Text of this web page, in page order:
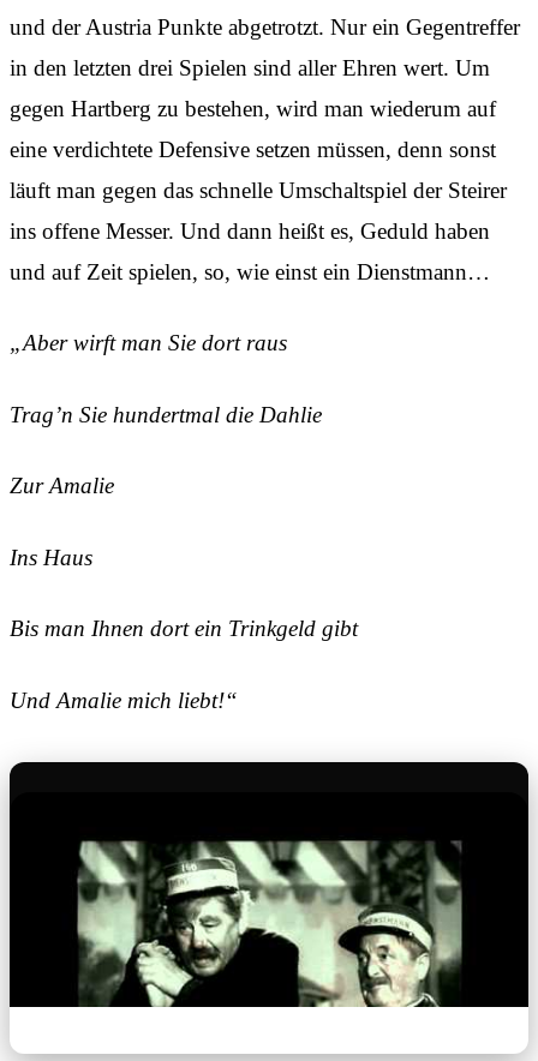
und der Austria Punkte abgetrotzt. Nur ein Gegentreffer
in den letzten drei Spielen sind aller Ehren wert. Um
gegen Hartberg zu bestehen, wird man wiederum auf
eine verdichtete Defensive setzen müssen, denn sonst
läuft man gegen das schnelle Umschaltspiel der Steirer
ins offene Messer. Und dann heißt es, Geduld haben
und auf Zeit spielen, so, wie einst ein Dienstmann…
„Aber wirft man Sie dort raus
Trag’n Sie hundertmal die Dahlie
Zur Amalie
Ins Haus
Bis man Ihnen dort ein Trinkgeld gibt
Und Amalie mich liebt!“